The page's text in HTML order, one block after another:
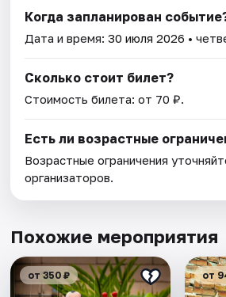
Когда запланирован
Дата и время:30 июля 2026 •
Сколько стоит билет?
Стоимость билета: от 70 ₽.
Есть ли возрастные
Возрастные ограничения
организаторов.
Похожие мероприятия
от 350 ₽ от